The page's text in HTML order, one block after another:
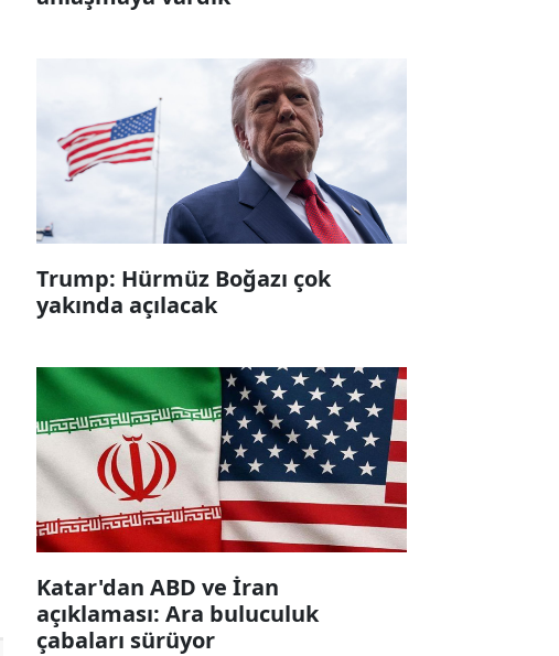
Trump: Hürmüz Boğazı çok
yakında açılacak
Katar'dan ABD ve İran
açıklaması: Ara buluculuk
çabaları sürüyor